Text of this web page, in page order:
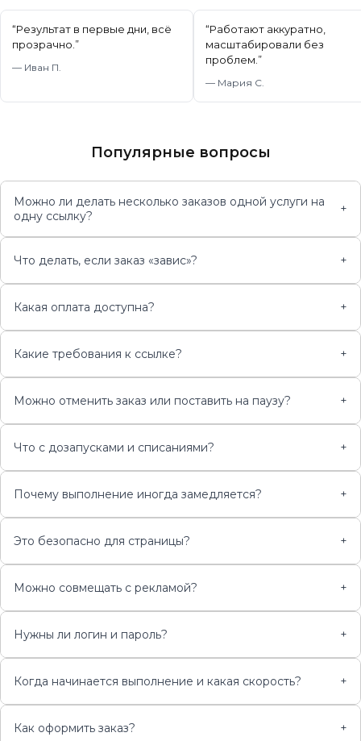
“Результат в первые дни, всё
прозрачно. ”
— Иван П.
“Работают аккуратно,
масштабировали без
проблем. ”
— Мария С.
Популярные вопросы
Можно ли делать несколько заказов одной услуги на
одну ссылку?
+
Что делать, если заказ «завис»? +
Какая оплата доступна? +
Какие требования к ссылке? +
Можно отменить заказ или поставить на паузу? +
Что с дозапусками и списаниями? +
Почему выполнение иногда замедляется? +
Это безопасно для страницы? +
Можно совмещать с рекламой? +
Нужны ли логин и пароль? +
Когда начинается выполнение и какая скорость? +
Как оформить заказ? +